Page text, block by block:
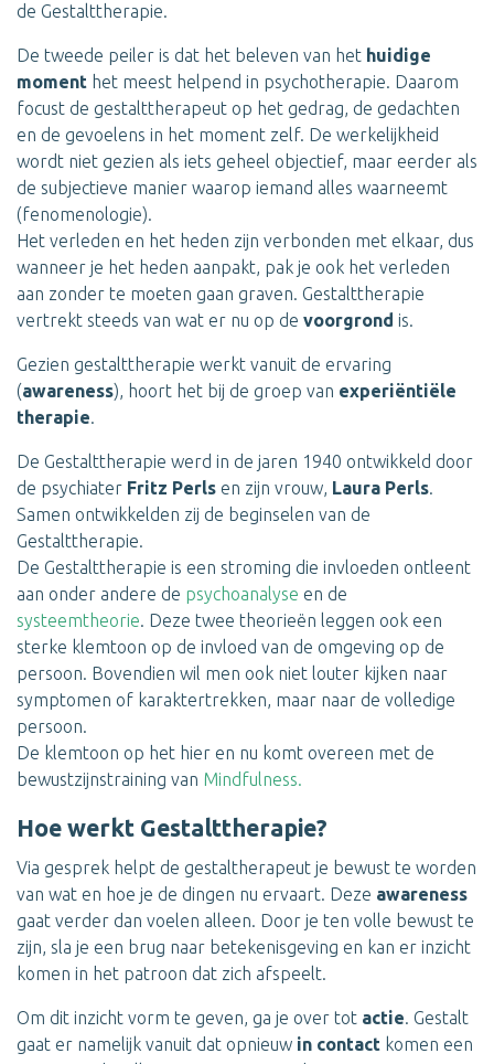
de Gestalttherapie.
De tweede peiler is dat het beleven van het huidige
moment het meest helpend in psychotherapie. Daarom
focust de gestalttherapeut op het gedrag, de gedachten
en de gevoelens in het moment zelf. De werkelijkheid
wordt niet gezien als iets geheel objectief, maar eerder als
de subjectieve manier waarop iemand alles waarneemt
(fenomenologie).
Het verleden en het heden zijn verbonden met elkaar, dus
wanneer je het heden aanpakt, pak je ook het verleden
aan zonder te moeten gaan graven. Gestalttherapie
vertrekt steeds van wat er nu op de voorgrond is.
Gezien gestalttherapie werkt vanuit de ervaring
(awareness), hoort het bij de groep van experiëntiële
therapie.
De Gestalttherapie werd in de jaren 1940 ontwikkeld door
de psychiater Fritz Perls en zijn vrouw, Laura Perls.
Samen ontwikkelden zij de beginselen van de
Gestalttherapie.
De Gestalttherapie is een stroming die invloeden ontleent
aan onder andere de psychoanalyse en de
systeemtheorie. Deze twee theorieën leggen ook een
sterke klemtoon op de invloed van de omgeving op de
persoon. Bovendien wil men ook niet louter kijken naar
symptomen of karaktertrekken, maar naar de volledige
persoon.
De klemtoon op het hier en nu komt overeen met de
bewustzijnstraining van Mindfulness.
Hoe werkt Gestalttherapie?
Via gesprek helpt de gestaltherapeut je bewust te worden
van wat en hoe je de dingen nu ervaart. Deze awareness
gaat verder dan voelen alleen. Door je ten volle bewust te
zijn, sla je een brug naar betekenisgeving en kan er inzicht
komen in het patroon dat zich afspeelt.
Om dit inzicht vorm te geven, ga je over tot actie. Gestalt
gaat er namelijk vanuit dat opnieuw in contact komen een